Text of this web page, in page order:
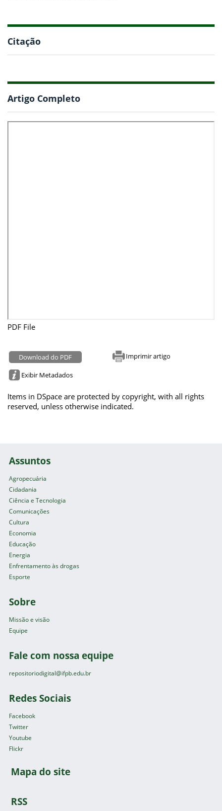
Citação
Artigo Completo
PDF File
Download do PDF Imprimir artigo
Exibir Metadados
Items in DSpace are protected by copyright, with all rights
reserved, unless otherwise indicated.
Assuntos
Agropecuária
Cidadania
Ciência e Tecnologia
Comunicações
Cultura
Economia
Educação
Energia
Enfrentamento às drogas
Esporte
Sobre
Missão e visão
Equipe
Fale com nossa equipe
repositoriodigital@ifpb.edu.br
Redes Sociais
Facebook
Twitter
Youtube
Flickr
Mapa do site
RSS